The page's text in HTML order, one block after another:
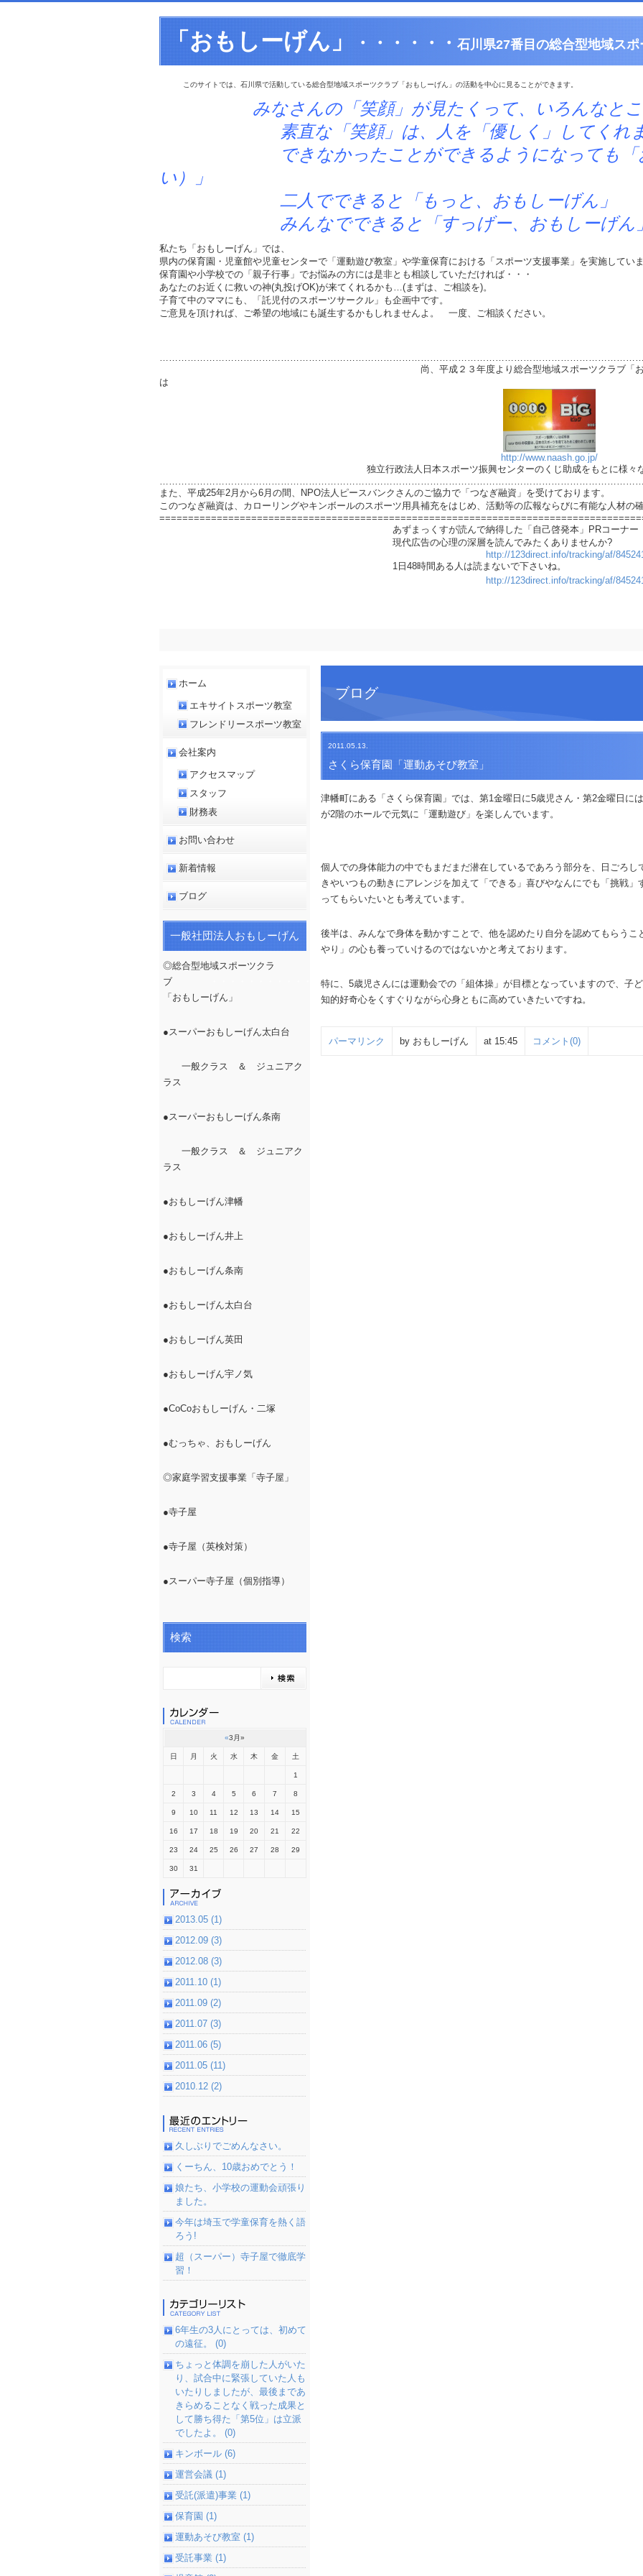
「おもしーげん」 ・・・・・・ 石川県27番目の総合型地域ス
このサイトでは、石川県で活動している総合型地域スポーツクラブ「おもしーげん」の活動を中心に見ることができます。
みなさんの「笑顔」が見たくって、いろんなと
素直な「笑顔」は、人を「優しく」してくれま
できなかったことができるようになっても「お
い）」
二人でできると「もっと、おもしーげん」
みんなでできると「すっげー、おもしーげん
私たち「おもしーげん」では、
県内の保育園・児童館や児童センターで「運動遊び教室」や学童保育における「スポーツ支援事業」を実施していま
保育園や小学校での「親子行事」でお悩みの方には是非とも相談していただければ・・・
あなたのお近くに救いの神(丸投げOK)が来てくれるかも…(まずは、ご相談を)。
子育て中のママにも、「託児付のスポーツサークル」も企画中です。
ご意見を頂ければ、ご希望の地域にも誕生するかもしれませんよ。 一度、ご相談ください。
尚、平成２３年度より総合型地域スポーツクラブ「おもし
は
http://www.naash.go.jp/
独立行政法人日本スポーツ振興センターのくじ助成をもとに様々な活動を
また、平成25年2月から6月の間、NPO法人ピースバンクさんのご協力で「つなぎ融資」を受けております。
このつなぎ融資は、カローリングやキンボールのスポーツ用具補充をはじめ、活動等の広報ならびに有能な人材の
あずまっくすが読んで納得した「自己啓発本」PRコーナー
現代広告の心理の深層を読んでみたくありませんか?
http://123direct.info/tracking/af/
1日48時間ある人は読まないで下さいね。
http://123direct.info/tracking/af/
ブログ
2011.05.13.
さくら保育園「運動あそび教室」
津幡町にある「さくら保育園」では、第1金曜日に5歳児さん・第2金曜日に
が2階のホールで元気に「運動遊び」を楽しんでいます。
個人での身体能力の中でもまだまだ潜在しているであろう部分を、日ごろし
きやいつもの動きにアレンジを加えて「できる」喜びやなんにでも「挑戦」
ってもらいたいとも考えています。
後半は、みんなで身体を動かすことで、他を認めたり自分を認めてもらうこ
やり」の心も養っていけるのではないかと考えております。
特に、5歳児さんには運動会での「組体操」が目標となっていますので、子
知的好奇心をくすぐりながら心身ともに高めていきたいですね。
パーマリンク by おもしーげん at 15:45 コメント(0)
ホーム
エキサイトスポーツ教室
フレンドリースポーツ教室
会社案内
アクセスマップ
スタッフ
財務表
お問い合わせ
新着情報
ブログ
一般社団法人おもしーげん
◎総合型地域スポーツクラ
ブ
・・・・・・・・・・・・
「おもしーげん」
●スーパーおもしーげん太白台
一般クラス ＆ ジュニアク
ラス
●スーパーおもしーげん条南
一般クラス ＆ ジュニアク
ラス
●おもしーげん津幡
●おもしーげん井上
●おもしーげん条南
●おもしーげん太白台
●おもしーげん英田
●おもしーげん宇ノ気
●CoCoおもしーげん・二塚
●むっちゃ、おもしーげん
◎家庭学習支援事業「寺子屋」
●寺子屋
●寺子屋（英検対策）
●スーパー寺子屋（個別指導）
検索
«3月»
日 月 火 水 木 金 土
1
2 3 4 5 6 7 8
9 10 11 12 13 14 15
16 17 18 19 20 21 22
23 24 25 26 27 28 29
30 31
2013.05 (1)
2012.09 (3)
2012.08 (3)
2011.10 (1)
2011.09 (2)
2011.07 (3)
2011.06 (5)
2011.05 (11)
2010.12 (2)
久しぶりでごめんなさい。
くーちん、10歳おめでとう！
娘たち、小学校の運動会頑張り
ました。
今年は埼玉で学童保育を熱く語
ろう!
超（スーパー）寺子屋で徹底学
習！
6年生の3人にとっては、初めて
の遠征。 (0)
ちょっと体調を崩した人がいた
り、試合中に緊張していた人も
いたりしましたが、最後まであ
きらめることなく戦った成果と
して勝ち得た「第5位」は立派
でしたよ。 (0)
キンボール (6)
運営会議 (1)
受託(派遣)事業 (1)
保育園 (1)
運動あそび教室 (1)
受託事業 (1)